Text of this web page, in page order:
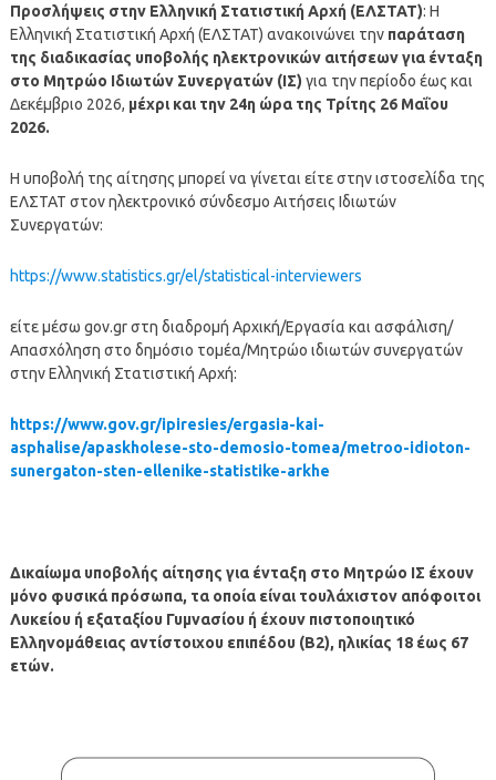
Προσλήψεις στην Ελληνική Στατιστική Αρχή (ΕΛΣΤΑΤ): Η
Ελληνική Στατιστική Αρχή (ΕΛΣΤΑΤ) ανακοινώνει την παράταση
της διαδικασίας υποβολής ηλεκτρονικών αιτήσεων για ένταξη
στο Μητρώο Ιδιωτών Συνεργατών (ΙΣ) για την περίοδο έως και
Δεκέμβριο 2026, μέχρι και την 24η ώρα της Τρίτης 26 Μαΐου
2026.
Η υποβολή της αίτησης μπορεί να γίνεται είτε στην ιστοσελίδα της
ΕΛΣΤΑΤ στον ηλεκτρονικό σύνδεσμο Αιτήσεις Ιδιωτών
Συνεργατών:
https://www.statistics.gr/el/statistical-interviewers
είτε μέσω gov.gr στη διαδρομή Αρχική/Εργασία και ασφάλιση/
Απασχόληση στο δημόσιο τομέα/Μητρώο ιδιωτών συνεργατών
στην Ελληνική Στατιστική Αρχή:
https://www.gov.gr/ipiresies/ergasia-kai-
asphalise/apaskholese-sto-demosio-tomea/metroo-idioton-
sunergaton-sten-ellenike-statistike-arkhe
Δικαίωμα υποβολής αίτησης για ένταξη στο Μητρώο ΙΣ έχουν
μόνο φυσικά πρόσωπα, τα οποία είναι τουλάχιστον απόφοιτοι
Λυκείου ή εξαταξίου Γυμνασίου ή έχουν πιστοποιητικό
Ελληνομάθειας αντίστοιχου επιπέδου (B2), ηλικίας 18 έως 67
ετών.